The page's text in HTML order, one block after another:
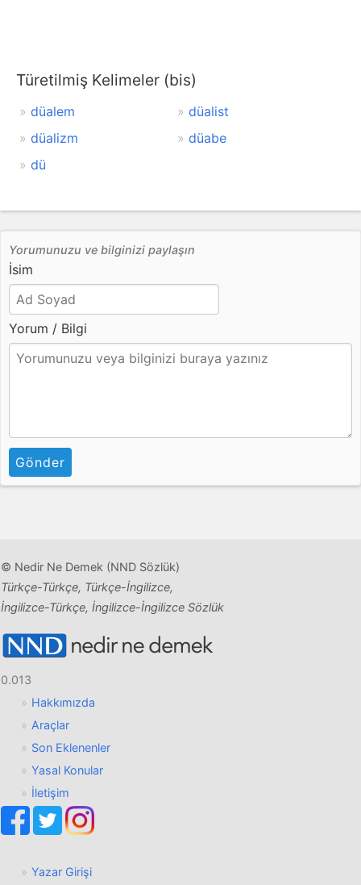
Türetilmiş Kelimeler (bis)
düalem
düalist
düalizm
düabe
dü
Yorumunuzu ve bilginizi paylaşın
İsim
Yorum / Bilgi
Gönder
© Nedir Ne Demek (NND Sözlük)
Türkçe-Türkçe, Türkçe-İngilizce,
İngilizce-Türkçe, İngilizce-İngilizce Sözlük
0.013
Hakkımızda
Araçlar
Son Eklenenler
Yasal Konular
İletişim
Yazar Girişi